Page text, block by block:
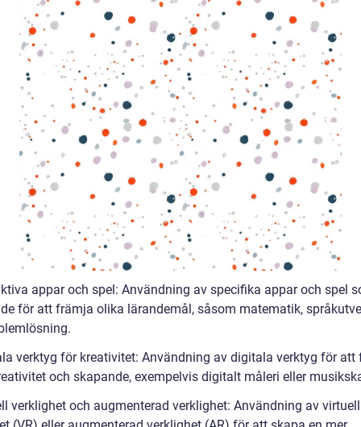
appar och spel: Användning av specifika appar och spel
för att främja olika lärandemål, såsom matematik,
verktyg för kreativitet: Användning av digitala verktyg för att
och skapande, exempelvis digitalt måleri eller
verklighet och augmenterad verklighet: Användning av virtuell